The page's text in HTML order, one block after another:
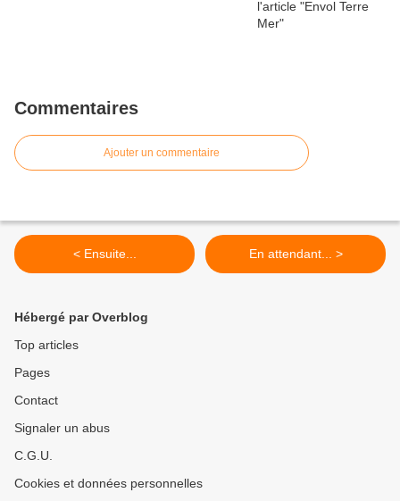
Commentaires
Ajouter un commentaire
< Ensuite... En attendant... >
Hébergé par Overblog
Top articles
Pages
Contact
Signaler un abus
C.G.U.
Cookies et données personnelles